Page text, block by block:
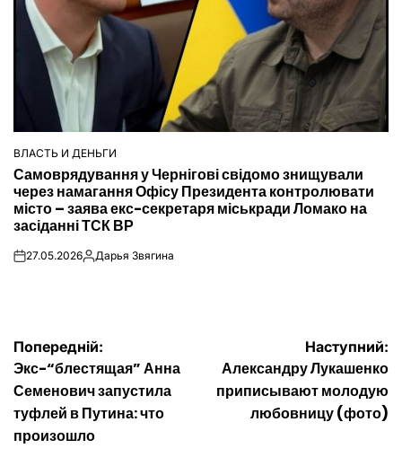
ОПУБЛІКУВАТИ
У
ВЛАСТЬ И ДЕНЬГИ
Самоврядування у Чернігові свідомо знищували
через намагання Офісу Президента контролювати
місто – заява екс-секретаря міськради Ломако на
засіданні ТСК ВР
on27.05.2026Опубліковано
Дарья Звягина
Навігація
записів
Попередній:
Экс-“блестящая” Анна
Семенович запустила
туфлей в Путина: что
произошло
Наступний:
Александру Лукашенко
приписывают молодую
любовницу (фото)